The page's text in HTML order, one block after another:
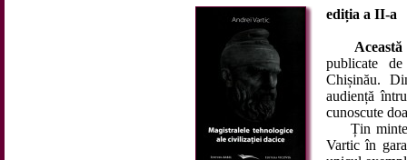
ediția a II-a
publicate
Chișinău.
audiență
cunoscute
Țin minte
Vartic în